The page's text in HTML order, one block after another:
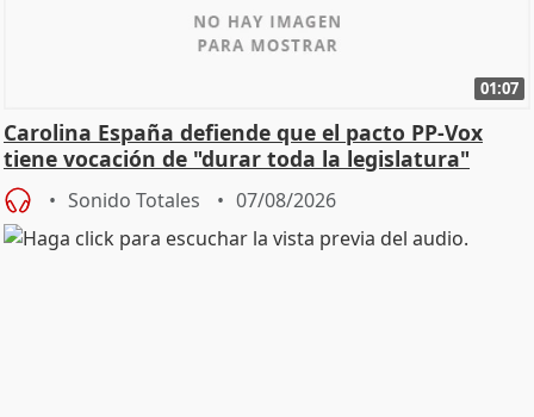
01:07
Carolina España defiende que el pacto PP-Vox
tiene vocación de "durar toda la legislatura"
Sonido Totales 07/08/2026